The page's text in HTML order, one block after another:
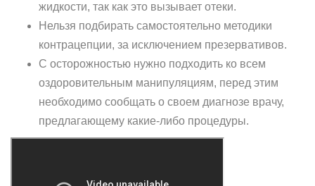
жидкости, так как это вызывает отеки.
Нельзя подбирать самостоятельно методики
контрацепции, за исключением презервативов.
С осторожностью нужно подходить ко всем
оздоровительным манипуляциям, перед этим
необходимо сообщать о своем диагнозе врачу,
предлагающему какие-либо процедуры.